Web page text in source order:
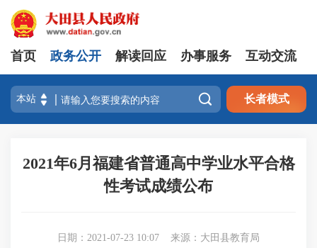
首页 政务公开 解读回应 办事服务 互动交流
 长者模式
2021年6月福建省普通高中学业水平合格
性考试成绩公布
日期：2021-07-23 10:07 来源：大田县教育局